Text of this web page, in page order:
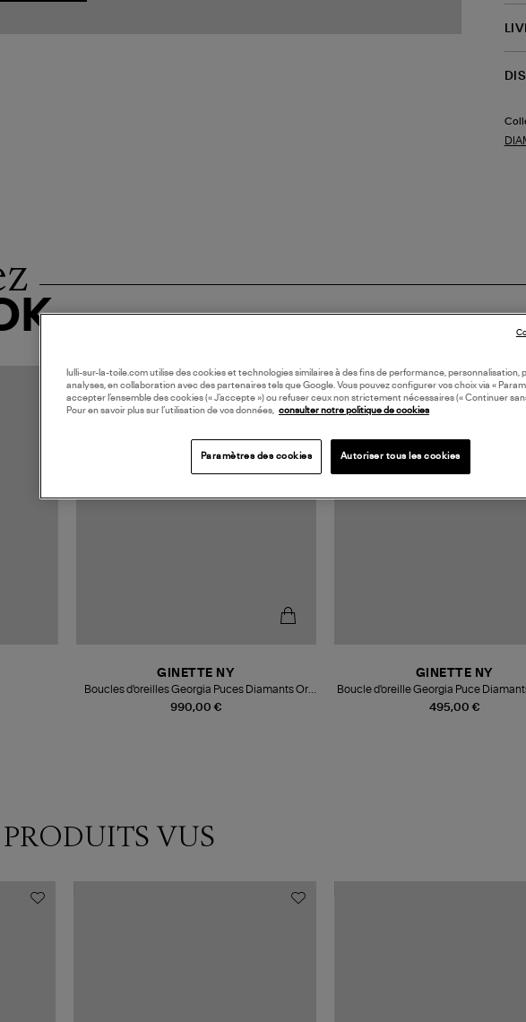
990,00 €
GINETTE NY
Boucles d'oreilles Georgia Puces Diamants Or
Rose
495,00 €
GINETTE NY
Boucle d'oreille Georgia Puce
(vendue à l'unité)
VUS
lulli-sur-la-toile.com utilise des cookies et technologies similaires à des fins de performance, personnalisation,
analyses, en collaboration avec des partenaires tels que Google. Vous pouvez configurer vos choix via «
accepter l’ensemble des cookies (« J’accepte ») ou refuser ceux non strictement nécessaires (« Continuer
Pour en savoir plus sur l’utilisation de vos données,
consulter notre politique de cookies
Paramètres des cookies Autoriser tous les cookies